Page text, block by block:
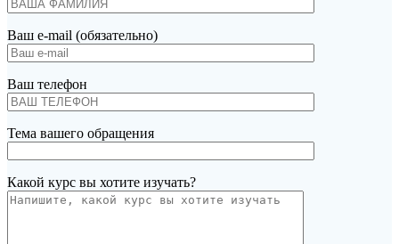
Ваш e-mail (обязательно)
Ваш телефон
Тема вашего обращения
Какой курс вы хотите изучать?